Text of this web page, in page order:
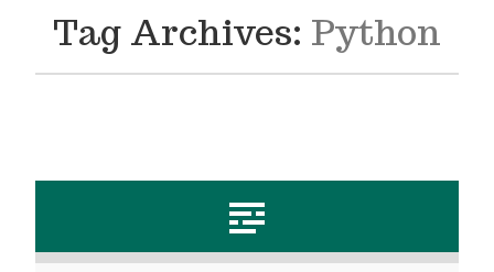
Tag Archives: Python